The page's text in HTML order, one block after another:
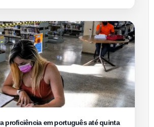
proficiência em português até quinta